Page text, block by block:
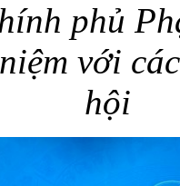
phủ
với
hội